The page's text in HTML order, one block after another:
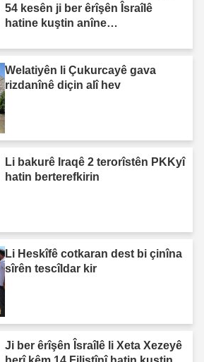
54 kesên ji ber êrîşên Îsraîlê
hatine kuştin anîne
Welatiyên li Çukurcayê gava
rizdanînê diçin alî hev
Li bakurê Iraqê 2 terorîstên PKKyî
hatin berterefkirin
Li Heskîfê cotkaran dest bi çinîna
sîrên tescîldar kir
Ji ber êrîşên Îsraîlê li Xeta Xezeyê